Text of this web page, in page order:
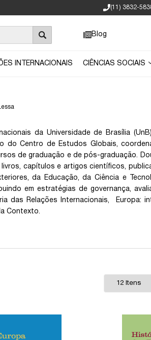
(11) 3832-
Blog
INTERNACIONAIS CIÊNCIAS SOCIAIS
da Universidade de Brasília
do Centro de Estudos Globais,
de graduação e de pós-graduação.
capítulos e artigos científicos,
da Educação, da Ciência e
em estratégias de governança,
das Relações Internacionais, Europa:
Contexto.